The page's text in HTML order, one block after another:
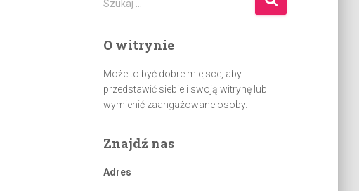
z
k
j
:
Szukaj …
O witrynie
Może to być dobre miejsce, aby
przedstawić siebie i swoją witrynę lub
wymienić zaangażowane osoby.
Znajdź nas
Adres